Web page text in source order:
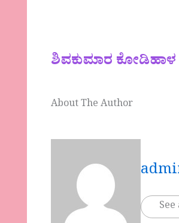
ಶಿವಕುಮಾರ
About The Author